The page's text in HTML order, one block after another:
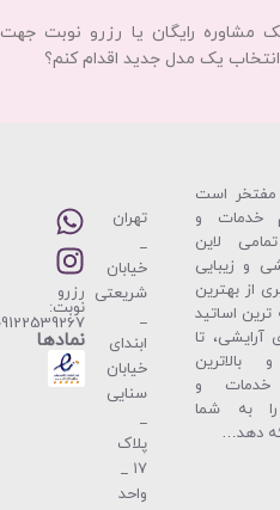
کردن موهای خود هستید، نوک‌گیری
باعث قطع شدن مو از ساقه نشود.
دندانه درشت و به آرامی از
و شکستگی ساقه مو جلوگیری شود.
با تیمی از مجرب‌ترین هیرکات‌کارهای
و لذت‌بخش از زیبایی و سلامت مو
مشاوره رایگان یا رزرو نوبت جهت
یک مدل جدید اقدام کنم؟